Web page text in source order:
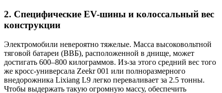
2. Специфические EV-шины и колоссальный вес
конструкции
Электромобили невероятно тяжелые. Масса высоковольтной
тяговой батареи (ВВБ), расположенной в днище, может
достигать 600–800 килограммов. Из-за этого средний вес того
же кросс-универсала Zeekr 001 или полноразмерного
внедорожника Lixiang L9 легко переваливает за 2.5 тонны.
Чтобы выдержать такую огромную массу, обеспечить